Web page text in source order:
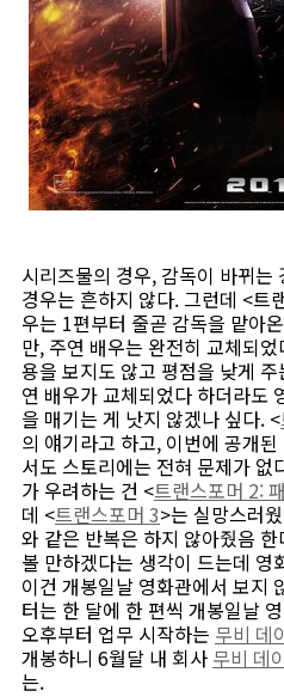
시리즈물의 경우, 감독이 바뀌는
경우는 흔하지 않다. 그런데 <트
우는 1편부터 줄곧 감독을 맡아
만, 주연 배우는 완전히 교체되
용을 보지도 않고 평점을 낮게
연 배우가 교체되었다 하더라도
을 매기는 게 낫지 않겠나 싶다. <
의 얘기라고 하고, 이번에 공개
서도 스토리에는 전혀 문제가 없
가 우려하는 건 <트랜스포머 2:
데 <트랜스포머 3>는 실망스러
와 같은 반복은 하지 않아줬음
볼 만하겠다는 생각이 드는데 영
이건 개봉일날 영화관에서 보지
터는 한 달에 한 편씩 개봉일날
오후부터 업무 시작하는 무비 데
개봉하니 6월달 내 회사 무비 데
는.